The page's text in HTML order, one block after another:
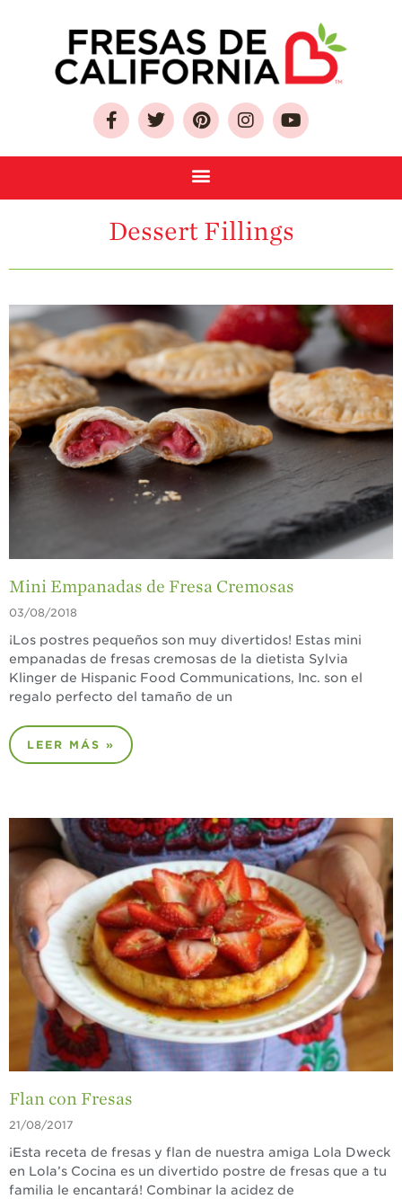
Sobre Las Fresas de
Como Seleccionar
Fresas
Preguntas
Frecuentes
Salud y Bienestar
¿Qué Contiene
Una Fresa?
¡Disfrute 8-al-día!
Para Profesionales
de Salud
Recetas
¡Come Más Snacks!
Postres
Ensaladas
Historias de
Agricultores
Historias de
Agricultores de
Fresa
Historias de
Trabajadores
Agrícolas
Seguridad de
Fresas y COVID-19
Blog
Dessert Fillings
Mini Empanadas de Fresa Cremosas
03/08/2018
¡Los postres pequeños son muy divertidos! Estas mini
empanadas de fresas cremosas de la dietista Sylvia
Klinger de Hispanic Food Communications, Inc. son el
regalo perfecto del tamaño de un
LEER MÁS »
Flan con Fresas
21/08/2017
¡Esta receta de fresas y flan de nuestra amiga Lola Dweck
en Lola’s Cocina es un divertido postre de fresas que a tu
familia le encantará! Combinar la acidez de